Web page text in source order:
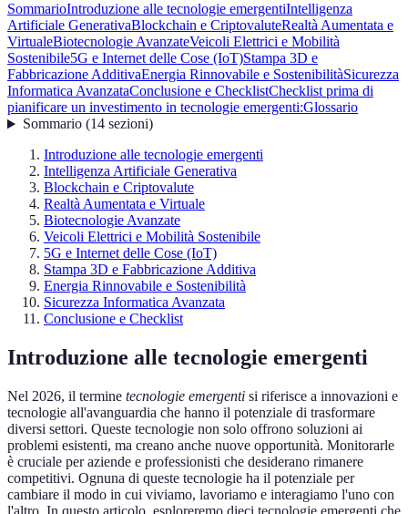
SommarioIntroduzione alle tecnologie emergentiIntelligenza
Artificiale GenerativaBlockchain e CriptovaluteRealtà Aumentata e
VirtualeBiotecnologie AvanzateVeicoli Elettrici e Mobilità
Sostenibile5G e Internet delle Cose (IoT)Stampa 3D e
Fabbricazione AdditivaEnergia Rinnovabile e SostenibilitàSicurezza
Informatica AvanzataConclusione e ChecklistChecklist prima di
pianificare un investimento in tecnologie emergenti:Glossario
Sommario(14 sezioni)
Introduzione alle tecnologie emergenti
Intelligenza Artificiale Generativa
Blockchain e Criptovalute
Realtà Aumentata e Virtuale
Biotecnologie Avanzate
Veicoli Elettrici e Mobilità Sostenibile
5G e Internet delle Cose (IoT)
Stampa 3D e Fabbricazione Additiva
Energia Rinnovabile e Sostenibilità
Sicurezza Informatica Avanzata
Conclusione e Checklist
Introduzione alle tecnologie emergenti
Nel 2026, il termine tecnologie emergenti si riferisce a innovazioni e
tecnologie all'avanguardia che hanno il potenziale di trasformare
diversi settori. Queste tecnologie non solo offrono soluzioni ai
problemi esistenti, ma creano anche nuove opportunità. Monitorarle
è cruciale per aziende e professionisti che desiderano rimanere
competitivi. Ognuna di queste tecnologie ha il potenziale per
cambiare il modo in cui viviamo, lavoriamo e interagiamo l'uno con